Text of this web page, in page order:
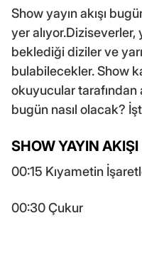
Show yayın akışı
yer alıyor.Diziseverler,
beklediği diziler ve
bulabilecekler. Show
okuyucular tarafından
bugün nasıl olacak?
SHOW YAYIN AKIŞI
00:15 Kıyametin
00:30 Çukur